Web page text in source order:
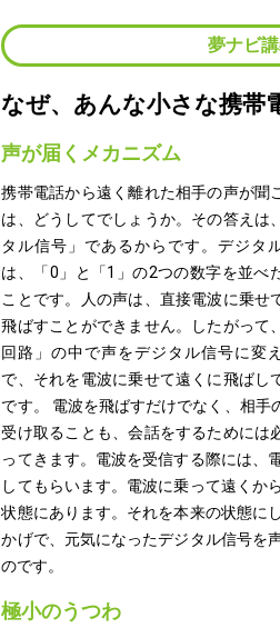
夢ナビ
なぜ、あんな小さな携帯
声が届くメカニズム
携帯電話から遠く離れた相手の声が聞
は、どうしてでしょうか。その答えは
タル信号」であるからです。デジタ
は、「0」と「1」の2つの数字を並べ
ことです。人の声は、直接電波に乗せ
飛ばすことができません。したがって
回路」の中で声をデジタル信号に変
で、それを電波に乗せて遠くに飛ばし
です。 電波を飛ばすだけでなく、相手
受け取ることも、会話をするためには
ってきます。電波を受信する際には、
してもらいます。電波に乗って遠くか
状態にあります。それを本来の状態に
かげで、元気になったデジタル信号を
のです。
極小のうつわ